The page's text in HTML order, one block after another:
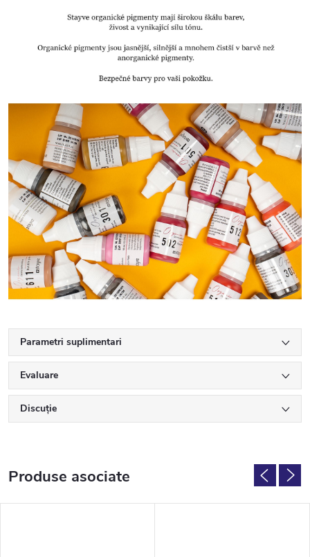
Parametri suplimentari
Evaluare
Discuţie
Produse asociate